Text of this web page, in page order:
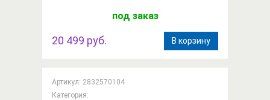
под заказ
20 499 руб. В корзину
Артикул: 2832570104
Категория: